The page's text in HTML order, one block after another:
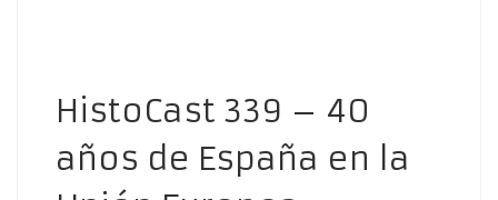
HistoCast 339 – 40
años de España en la